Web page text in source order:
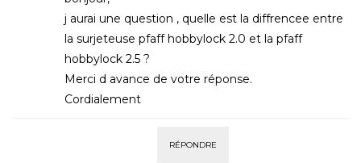
j aurai une question , quelle est la diffrencee entre
la surjeteuse pfaff hobbylock 2.0 et la pfaff
hobbylock 2.5 ?
Merci d avance de votre réponse.
Cordialement
RÉPONDRE